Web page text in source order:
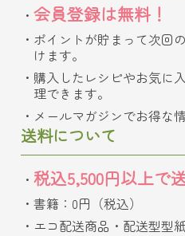
会員登録は無料！
ポイントが貯まって次回
けます。
購入したレシピやお気に
理できます。
メールマガジンでお得な
送料について
税込5,500円以上で
書籍：0円（税込）
エコ配送商品・配送型型